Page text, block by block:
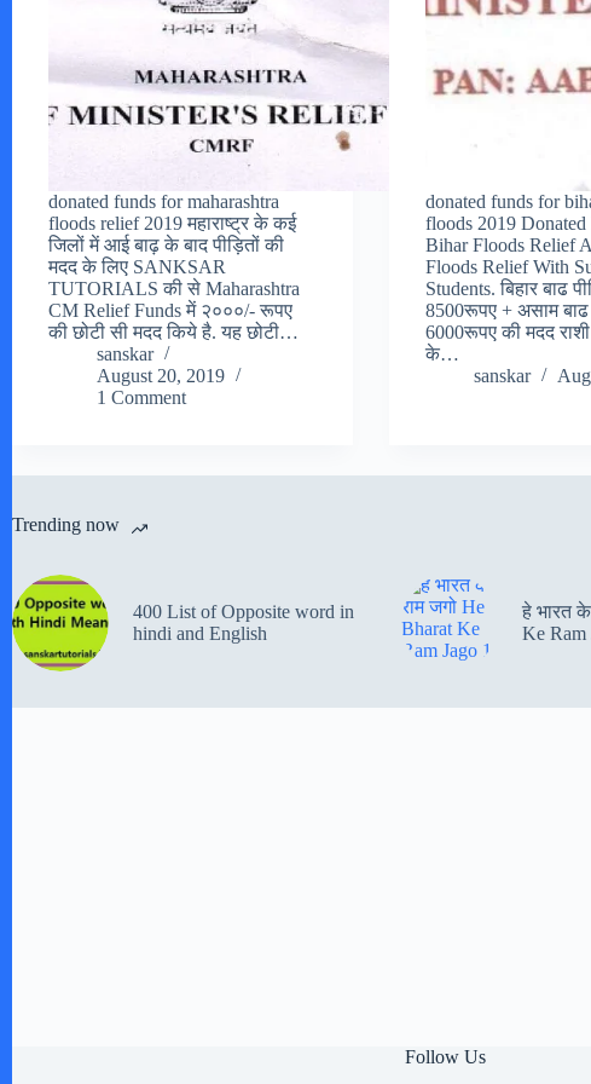
donated funds for maharashtra
floods relief 2019 महाराष्ट्र के कई
जिलों में आई बाढ़ के बाद पीड़ितों की
मदद के लिए SANKSAR
TUTORIALS की से Maharashtra
CM Relief Funds में २०००/- रूपए
की छोटी सी मदद किये है. यह छोटी…
sanskar
August 20, 2019
1 Comment
donated funds for
floods 2019 Donated
Bihar Floods Relief
Floods Relief With
Students. बिहार बाढ
8500रूपए + असाम बाढ
6000रूपए की मदद
के…
sanskar
Trending now
400 List of Opposite word in
hindi and English
हे भारत
Ke Ram
Follow Us